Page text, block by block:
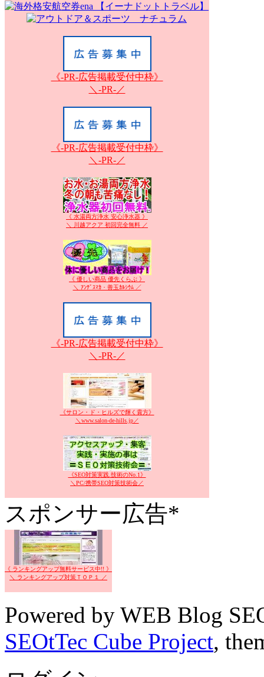
《-PR-広告掲載受付中枠》
＼-PR-／
《-PR-広告掲載受付中枠》
＼-PR-／
《 水湯両方浄水 安心浄水器 》
＼ 川越アクア 初回完全無料 ／
《 優しい商品 優先くらぶ 》
＼ ｱﾝﾃﾞｽﾏｶ・善玉ｶﾙｼｳﾑ ／
《-PR-広告掲載受付中枠》
＼-PR-／
《サロン・ド・ヒルズで輝く貴方》
＼www.salon-de-hills.jp／
《SEO対策実践.技術のNo.1》
＼PC/携帯SEO対策技術会／
スポンサー広告*
《 ランキングアップ無料サービス中!! 》
＼ ランキングアップ対策ＴＯＰ１ ／
Powered by WEB Blog
SEOtTec Cube Project,